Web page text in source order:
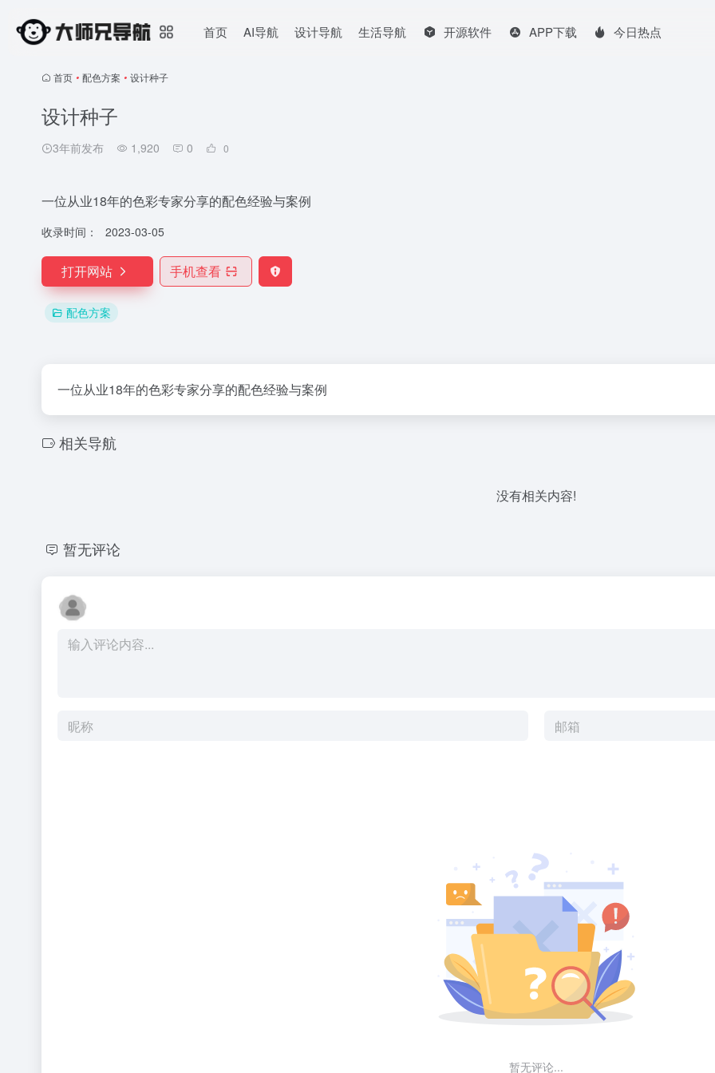
首页 AI导航 设计导航 生活导航 开源软件 APP下载 今日热点
首页 • 配色方案 • 设计种子
设计种子
3年前发布 1,920 0 0
一位从业18年的色彩专家分享的配色经验与案例
收录时间： 2023-03-05
打开网站 手机查看
配色方案
一位从业18年的色彩专家分享的配色经验与案例
相关导航
没有相关内容!
暂无评论
暂无评论...